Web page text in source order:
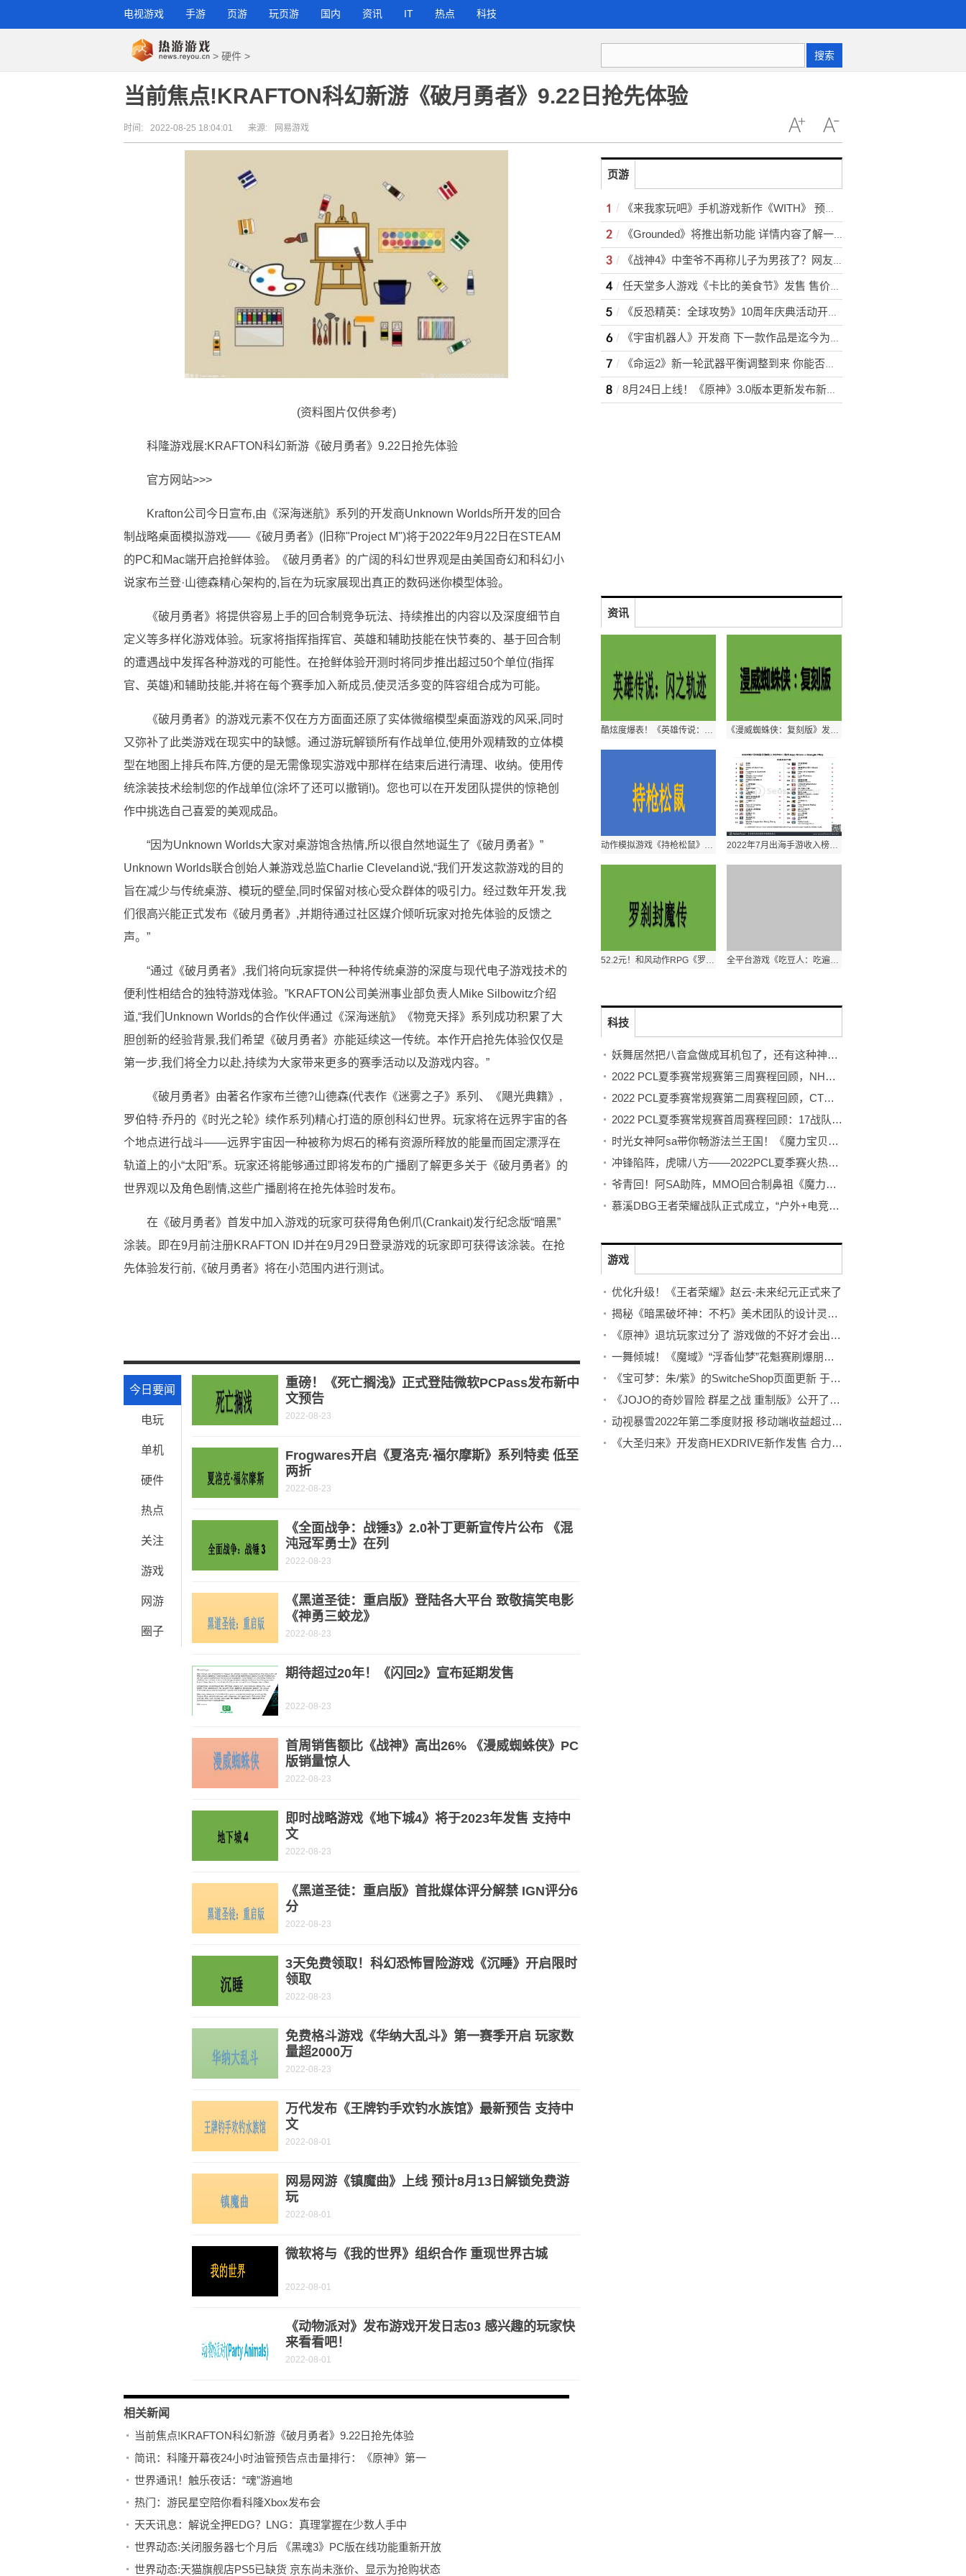
电视游戏 手游 页游 玩页游 国内 资讯 IT 热点 科技
> 硬件 > 搜索
当前焦点!KRAFTON科幻新游《破月勇者》9.22日抢先体验
时间: 2022-08-25 18:04:01 来源: 网易游戏
(资料图片仅供参考)
科隆游戏展:KRAFTON科幻新游《破月勇者》9.22日抢先体验
官方网站>>>
Krafton公司今日宣布,由《深海迷航》系列的开发商Unknown Worlds所开发的回合
制战略桌面模拟游戏——《破月勇者》(旧称"Project M")将于2022年9月22日在STEAM
的PC和Mac端开启抢鲜体验。《破月勇者》的广阔的科幻世界观是由美国奇幻和科幻小
说家布兰登·山德森精心架构的,旨在为玩家展现出真正的数码迷你模型体验。
《破月勇者》将提供容易上手的回合制竞争玩法、持续推出的内容以及深度细节自
定义等多样化游戏体验。玩家将指挥指挥官、英雄和辅助技能在快节奏的、基于回合制
的遭遇战中发挥各种游戏的可能性。在抢鲜体验开测时将同步推出超过50个单位(指挥
官、英雄)和辅助技能,并将在每个赛季加入新成员,使灵活多变的阵容组合成为可能。
《破月勇者》的游戏元素不仅在方方面面还原了实体微缩模型桌面游戏的风采,同时
又弥补了此类游戏在现实中的缺憾。通过游玩解锁所有作战单位,使用外观精致的立体模
型在地图上排兵布阵,方便的是无需像现实游戏中那样在结束后进行清理、收纳。使用传
统涂装技术绘制您的作战单位(涂坏了还可以撤销!)。您也可以在开发团队提供的惊艳创
作中挑选自己喜爱的美观成品。
“因为Unknown Worlds大家对桌游饱含热情,所以很自然地诞生了《破月勇者》”
Unknown Worlds联合创始人兼游戏总监Charlie Cleveland说,“我们开发这款游戏的目的
旨在减少与传统桌游、模玩的壁垒,同时保留对核心受众群体的吸引力。经过数年开发,我
们很高兴能正式发布《破月勇者》,并期待通过社区媒介倾听玩家对抢先体验的反馈之
声。”
“通过《破月勇者》,我们将向玩家提供一种将传统桌游的深度与现代电子游戏技术的
便利性相结合的独特游戏体验。”KRAFTON公司美洲事业部负责人Mike Silbowitz介绍
道,“我们Unknown Worlds的合作伙伴通过《深海迷航》《物竞天择》系列成功积累了大
胆创新的经验背景,我们希望《破月勇者》亦能延续这一传统。本作开启抢先体验仅仅是
第一步,我们将全力以赴,持续为大家带来更多的赛季活动以及游戏内容。”
《破月勇者》由著名作家布兰德?山德森(代表作《迷雾之子》系列、《飓光典籍》,
罗伯特·乔丹的《时光之轮》续作系列)精心打造的原创科幻世界。玩家将在远界宇宙的各
个地点进行战斗——远界宇宙因一种被称为烬石的稀有资源所释放的能量而固定漂浮在
轨道上的小“太阳”系。玩家还将能够通过即将发布的广播剧了解更多关于《破月勇者》的
世界观以及角色剧情,这些广播剧将在抢先体验时发布。
在《破月勇者》首发中加入游戏的玩家可获得角色俐爪(Crankait)发行纪念版“暗黑”
涂装。即在9月前注册KRAFTON ID并在9月29日登录游戏的玩家即可获得该涂装。在抢
先体验发行前,《破月勇者》将在小范围内进行测试。
今日要闻
电玩
单机
硬件
热点
关注
游戏
网游
圈子
重磅！《死亡搁浅》正式登陆微软PCPass发布新中
文预告
2022-08-23
Frogwares开启《夏洛克·福尔摩斯》系列特卖 低至
两折
2022-08-23
《全面战争：战锤3》2.0补丁更新宣传片公布 《混
沌冠军勇士》在列
2022-08-23
《黑道圣徒：重启版》登陆各大平台 致敬搞笑电影
《神勇三蛟龙》
2022-08-23
期待超过20年！《闪回2》宣布延期发售
2022-08-23
首周销售额比《战神》高出26% 《漫威蜘蛛侠》PC
版销量惊人
2022-08-23
即时战略游戏《地下城4》将于2023年发售 支持中
文
2022-08-23
《黑道圣徒：重启版》首批媒体评分解禁 IGN评分6
分
2022-08-23
3天免费领取！科幻恐怖冒险游戏《沉睡》开启限时
领取
2022-08-23
免费格斗游戏《华纳大乱斗》第一赛季开启 玩家数
量超2000万
2022-08-23
万代发布《王牌钓手欢钓水族馆》最新预告 支持中
文
2022-08-01
网易网游《镇魔曲》上线 预计8月13日解锁免费游
玩
2022-08-01
微软将与《我的世界》组织合作 重现世界古城
2022-08-01
《动物派对》发布游戏开发日志03 感兴趣的玩家快
来看看吧！
2022-08-01
相关新闻
当前焦点!KRAFTON科幻新游《破月勇者》9.22日抢先体验
简讯：科隆开幕夜24小时油管预告点击量排行：《原神》第一
世界通讯！触乐夜话：“魂”游遍地
热门：游民星空陪你看科隆Xbox发布会
天天讯息：解说全押EDG？LNG：真理掌握在少数人手中
世界动态:关闭服务器七个月后 《黑魂3》PC版在线功能重新开放
世界动态:天猫旗舰店PS5已缺货 京东尚未涨价、显示为抢购状态
页游
《来我家玩吧》手机游戏新作《WITH》 预计今年秋季上市
《Grounded》将推出新功能 详情内容了解一下吧！
《战神4》中奎爷不再称儿子为男孩了？网友：准备好了吗？
任天堂多人游戏《卡比的美食节》发售 售价76元起
《反恐精英：全球攻势》10周年庆典活动开启 全新地图上线
《宇宙机器人》开发商 下一款作品是迄今为止工作室最大的项目
《命运2》新一轮武器平衡调整到来 你能否成为受益者？
8月24日上线！《原神》3.0版本更新发布新预告
资讯
酷炫度爆表！《英雄传说：闪之轨迹》灰之骑神拼装模型公开预购 《漫威蜘蛛侠：复刻版》发布全局光追Mod版 光影效果提升
动作模拟游戏《持枪松鼠》发布新预告 可加入愿望单 2022年7月出海手游收入榜出炉 《原神》位居第一
52.2元！和风动作RPG《罗刹封魔传》正式发售 全平台游戏《吃豆人：吃遍世界》技术细节公布 8月25日发售
科技
妖舞居然把八音盒做成耳机包了，还有这种神奇的魔法功能！
2022 PCL夏季赛常规赛第三周赛程回顾，NH战队王者归来登顶周冠
2022 PCL夏季赛常规赛第二周赛程回顾，CTG战队气势如虎登顶周冠
2022 PCL夏季赛常规赛首周赛程回顾：17战队战力爆表领跑榜单
时光女神阿sa带你畅游法兰王国！《魔力宝贝：旅人》今日正式公测
冲锋陷阵，虎啸八方——2022PCL夏季赛火热来袭！
爷青回！阿SA助阵，MMO回合制鼻祖《魔力宝贝》20周年推出官方重制
慕溪DBG王者荣耀战队正式成立，“户外+电竞”风起辽东
游戏
优化升级！《王者荣耀》赵云-未来纪元正式来了
揭秘《暗黑破坏神：不朽》美术团队的设计灵感 一起来看看吧！
《原神》退坑玩家过分了 游戏做的不好才会出现这种情况
一舞倾城！《魔域》“浮香仙梦”花魁赛刷爆朋友圈
《宝可梦：朱/紫》的SwitcheShop页面更新 于11月18日登陆任天堂Switch
《JOJO的奇妙冒险 群星之战 重制版》公开了迪亚波罗的角色预告
动视暴雪2022年第二季度财报 移动端收益超过所有平台总和
《大圣归来》开发商HEXDRIVE新作发售 合力通过高难度的关卡吧！